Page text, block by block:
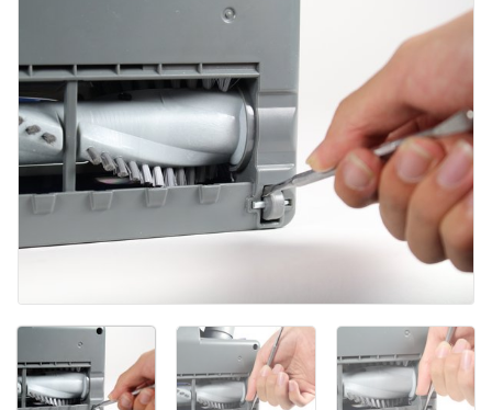
Annuler Publier un commentaire